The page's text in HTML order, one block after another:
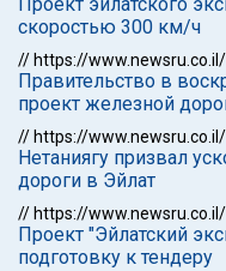
скоростью 300 км/ч
// https://www.newsru.co.il/
Правительство в
проект железной
// https://www.newsru.co.il/
Нетаниягу призвал
дороги в Эйлат
// https://www.newsru.co.il/
Проект "Эйлатский
подготовку к тендеру